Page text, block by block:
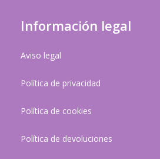
Información legal
Aviso legal
Política de privacidad
Política de cookies
Política de devoluciones